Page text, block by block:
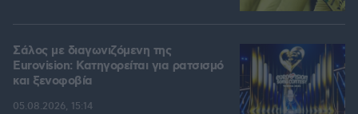
Σάλος με διαγωνιζόμενη της
Eurovision: Κατηγορείται για ρατσισμό
και ξενοφοβία
05.08.2026, 15:14